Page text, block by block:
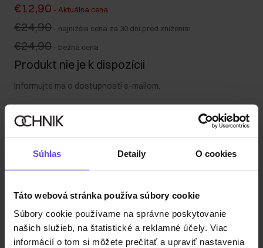
Súhlas Detaily O cookies
Táto webová stránka používa súbory cookie
Súbory cookie používame na správne poskytovanie
našich služieb, na štatistické a reklamné účely. Viac
informácií o tom si môžete prečítať a upraviť nastavenia
€12,90 - Aktuálna cena
€24,90 - najnižšia cena za 30 dní pred znížením
€24,90 - bežná cena
Produkt nie je k dispozícii
Informujte ma o dostupnosti e-mailom.
Vaša e-mailová adresa
Popis produktu